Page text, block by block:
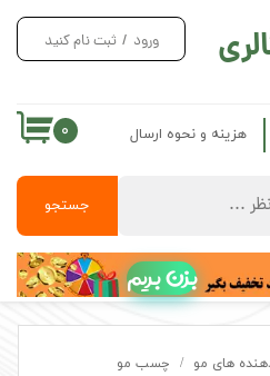
جستجو
ورود / ثبت نام کنید
۰ هزینه و نحوه ارسال
بزن بریم
های مو چسب مو